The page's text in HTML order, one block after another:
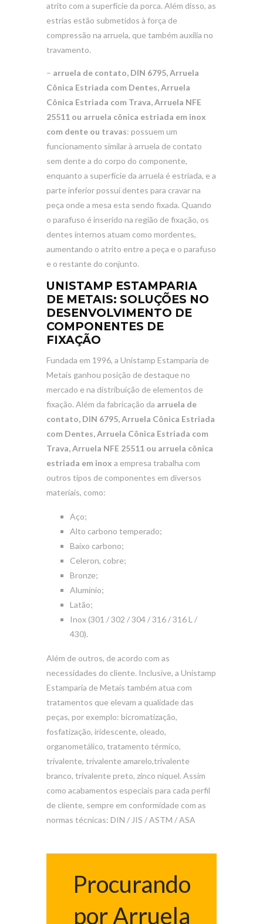
atrito com a superfície da porca. Além disso, as
estrias estão submetidos à força de
compressão na arruela, que também auxilia no
travamento.
– arruela de contato, DIN 6795, Arruela
Cônica Estriada com Dentes, Arruela
Cônica Estriada com Trava, Arruela NFE
25511 ou arruela cônica estriada em inox
com dente ou travas: possuem um
funcionamento similar à arruela de contato
sem dente a do corpo do componente,
enquanto a superfície da arruela é estriada, e a
parte inferior possuí dentes para cravar na
peça onde a mesa esta sendo fixada. Quando
o parafuso é inserido na região de fixação, os
dentes internos atuam como mordentes,
aumentando o atrito entre a peça e o parafuso
e o restante do conjunto.
UNISTAMP ESTAMPARIA
DE METAIS: SOLUÇÕES NO
DESENVOLVIMENTO DE
COMPONENTES DE
FIXAÇÃO
Fundada em 1996, a Unistamp Estamparia de
Metais ganhou posição de destaque no
mercado e na distribuição de elementos de
fixação. Além da fabricação da arruela de
contato, DIN 6795, Arruela Cônica Estriada
com Dentes, Arruela Cônica Estriada com
Trava, Arruela NFE 25511 ou arruela cônica
estriada em inox a empresa trabalha com
outros tipos de componentes em diversos
materiais, como:
Aço;
Alto carbono temperado;
Baixo carbono;
Celeron, cobre;
Bronze;
Alumínio;
Latão;
Inox (301 / 302 / 304 / 316 / 316 L /
430).
Além de outros, de acordo com as
necessidades do cliente. Inclusive, a Unistamp
Estamparia de Metais também atua com
tratamentos que elevam a qualidade das
peças, por exemplo: bicromatização,
fosfatização, iridescente, oleado,
organometálico, tratamento térmico,
trivalente, trivalente amarelo,trivalente
branco, trivalente preto, zinco níquel. Assim
como acabamentos especiais para cada perfil
de cliente, sempre em conformidade com as
normas técnicas: DIN / JIS / ASTM / ASA
Procurando
por Arruela